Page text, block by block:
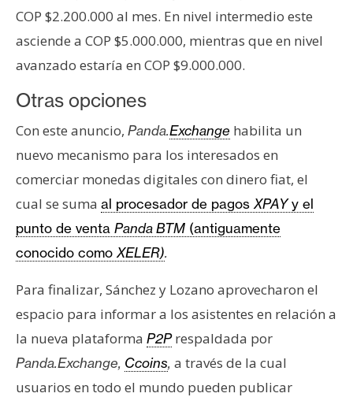
l
c
i
a
d
COP $2.200.000 al mes. En nivel intermedio este
asciende a COP $5.000.000, mientras que en nivel
avanzado estaría en COP $9.000.000.
Otras opciones
Con este anuncio, Panda.Exchange habilita un
nuevo mecanismo para los interesados en
comerciar monedas digitales con dinero fiat, el
cual se suma al procesador de pagos XPAYy el
punto de venta Panda BTM (antiguamente
conocido como XELER).
Para finalizar, Sánchez y Lozano aprovecharon el
espacio para informar a los asistentes en relación a
la nueva plataforma P2Prespaldada por
Panda.Exchange, Ccoins, a través de la cual
usuarios en todo el mundo pueden publicar